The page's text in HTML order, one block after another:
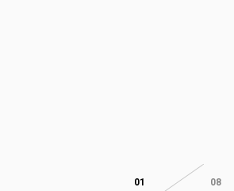
01 08